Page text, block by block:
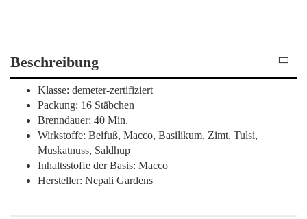
Beschreibung
Klasse: demeter-zertifiziert
Packung: 16 Stäbchen
Brenndauer: 40 Min.
Wirkstoffe: Beifuß, Macco, Basilikum, Zimt, Tulsi,
Muskatnuss, Saldhup
Inhaltsstoffe der Basis: Macco
Hersteller: Nepali Gardens